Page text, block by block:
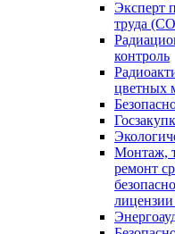
Эксперт
труда
контроль
цветных
Монтаж,
ремонт